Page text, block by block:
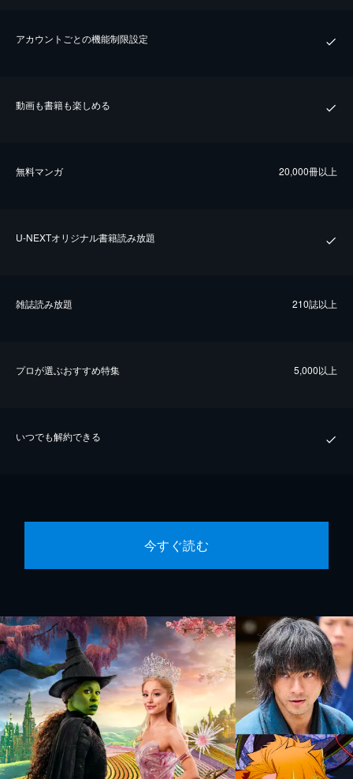
アカウントごとの機能制限設定
動画も書籍も楽しめる
無料マンガ 20,000冊以上
U-NEXTオリジナル書籍読み放題
雑誌読み放題 210誌以上
プロが選ぶおすすめ特集 5,000以上
いつでも解約できる
今すぐ読む